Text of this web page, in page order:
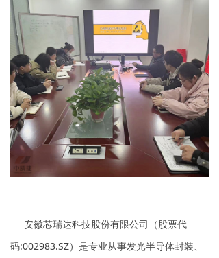
安徽芯瑞达科技股份有限公司（股票代
码:002983.SZ）是专业从事发光半导体封装、